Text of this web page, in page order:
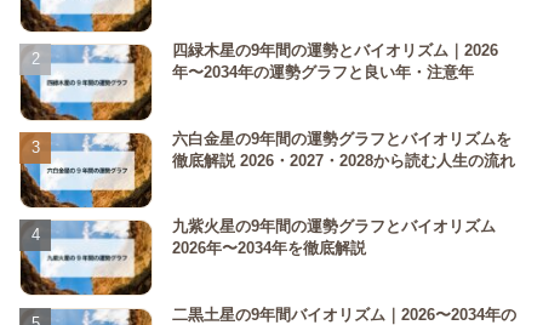
四緑木星の9年間の運勢とバイオリズム｜2026
年〜2034年の運勢グラフと良い年・注意年
六白金星の9年間の運勢グラフとバイオリズムを
徹底解説 2026・2027・2028から読む人生の流れ
九紫火星の9年間の運勢グラフとバイオリズム
2026年〜2034年を徹底解説
二黒土星の9年間バイオリズム｜2026〜2034年の